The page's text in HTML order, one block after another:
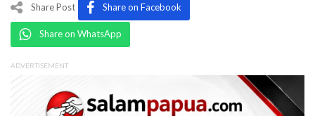
Share Post Share on Facebook
Share on WhatsApp
ADVERTISEMENT